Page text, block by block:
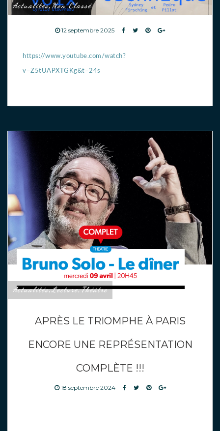
Actualités,Non Classé
12 septembre 2025
https://www.youtube.com/watch?
v=Z5tUAPXTGKg&t=24s
Actualités,Lecture,Théâtre
APRÈS LE TRIOMPHE À PARIS
ENCORE UNE REPRÉSENTATION
COMPLÈTE !!!
18 septembre 2024